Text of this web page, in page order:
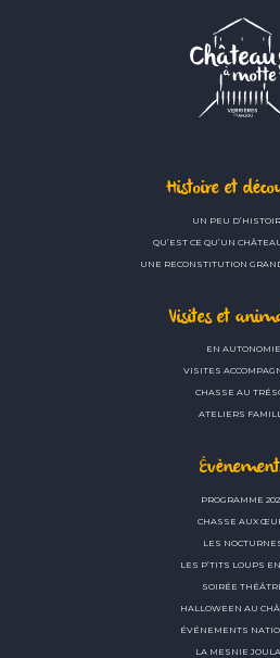
Histoire et
UN PEU
QU’EST CE QU’UN
UNE RECONSTITUTION
Visites et
EN AUTONOMIE
VISITES
CHASSE AU
ATELIERS
PROGRAMME
CHASSE AUX
LES
LES P’TITS LOUPS
SOIRÉE
HALLOWEEN AU
ÉVÉNEMENTS
LA MESNIE